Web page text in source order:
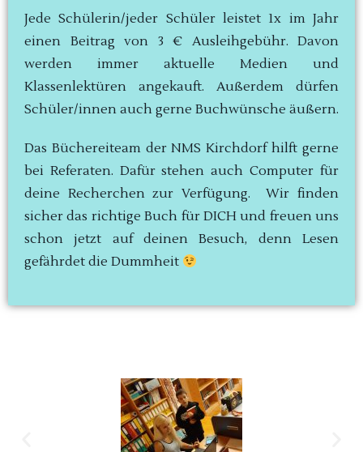
Jede Schülerin/jeder Schüler leistet 1x im Jahr
einen Beitrag von 3 € Ausleihgebühr. Davon
werden immer aktuelle Medien und
Klassenlektüren angekauft. Außerdem dürfen
Schüler/innen auch gerne Buchwünsche äußern.
Das Büchereiteam der NMS Kirchdorf hilft gerne
bei Referaten. Dafür stehen auch Computer für
deine Recherchen zur Verfügung. Wir finden
sicher das richtige Buch für DICH und freuen uns
schon jetzt auf deinen Besuch, denn Lesen
gefährdet die Dummheit